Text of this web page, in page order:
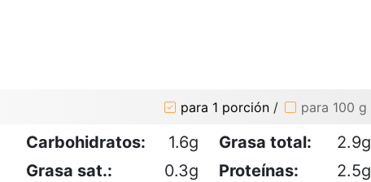
para 1 porción / para 100 g
Carbohidratos: 1.6g Grasa total:
2.9g
Grasa sat.:
0.3g Proteínas:
2.5g